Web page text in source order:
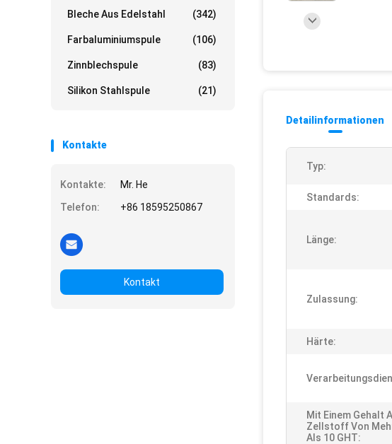
Bleche Aus Edelstahl (342)
Farbaluminiumspule (106)
Zinnblechspule (83)
Silikon Stahlspule (21)
Kontakte
Kontakte:
Mr. He
Telefon:
+86 18595250867
Kontakt
Detailinformationen
Typ:
Standards:
Länge:
Zulassung:
Härte:
Mit Einem Gehalt
Zellstoff Von
Als 10 GHT: